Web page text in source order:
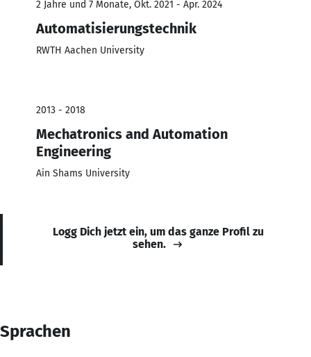
2 Jahre und 7 Monate, Okt. 2021 - Apr. 2024
Automatisierungstechnik
RWTH Aachen University
2013 - 2018
Mechatronics and Automation
Engineering
Ain Shams University
Logg Dich jetzt ein, um das ganze Profil zu
sehen.
Sprachen